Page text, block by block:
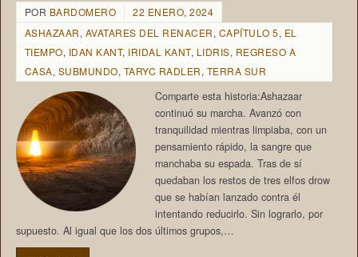
POR BARDOMERO
22 ENERO, 2024
ASHAZAAR, AVATARES DEL RENACER, CAPÍTULO 5, EL
TIEMPO, IDAN KANT, IRIDAL KANT, LIDRIS, REGRESO A
CASA, SUBMUNDO, TARYC RADLER, TERRA SUR
Comparte esta historia:Ashazaar
continuó su marcha. Avanzó con
tranquilidad mientras limpiaba, con un
pensamiento rápido, la sangre que
manchaba su espada. Tras de sí
quedaban los restos de tres elfos drow
que se habían lanzado contra él
intentando reducirlo. Sin lograrlo, por
supuesto. Al igual que los dos últimos grupos,…